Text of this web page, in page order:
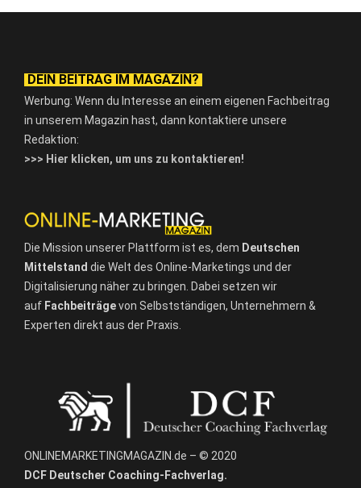
DEIN BEITRAG IM MAGAZIN?
Werbung: Wenn du Interesse an einem eigenen Fachbeitrag
in unserem Magazin hast, dann kontaktiere unsere
Redaktion:
>>> Hier klicken, um uns zu kontaktieren!
Die Mission unserer Plattform ist es, dem Deutschen
Mittelstand die Welt des Online-Marketings und der
Digitalisierung näher zu bringen. Dabei setzen wir
auf Fachbeiträgevon Selbstständigen, Unternehmern &
Experten direkt aus der Praxis.
ONLINEMARKETINGMAGAZIN.de – © 2020
DCF Deutscher Coaching-Fachverlag.